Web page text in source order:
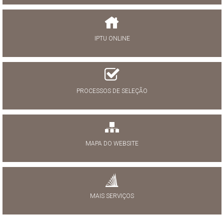
IPTU ONLINE
PROCESSOS DE SELEÇÃO
MAPA DO WEBSITE
MAIS SERVIÇOS